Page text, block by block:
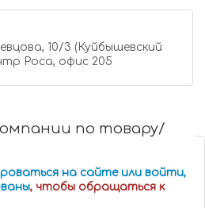
10/3 (Куйбышевский
центр Роса, офис 205
по товару/
на сайте или войти,
, чтобы обращаться к